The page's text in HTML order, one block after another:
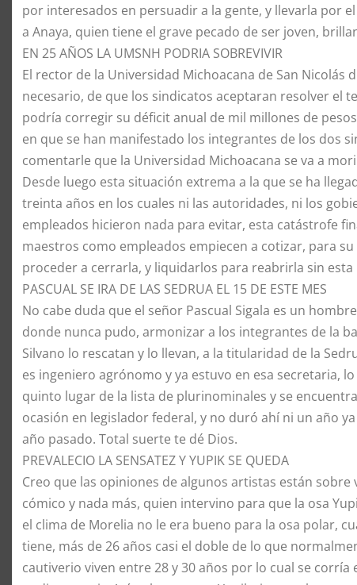
por interesados en persuadir a la gente, y llevarla por
a Anaya, quien tiene el grave pecado de ser joven,
EN 25 AÑOS LA UMSNH PODRIA SOBREVIVIR
​El rector de la Universidad Michoacana de San Nicolás
necesario, de que los sindicatos aceptaran resolver el
podría corregir su déficit anual de mil millones de
en que se han manifestado los integrantes de los dos
comentarle que la Universidad Michoacana se va a
​Desde luego esta situación extrema a la que se ha
treinta años en los cuales ni las autoridades, ni los
empleados hicieron nada para evitar, esta catástrofe
maestros como empleados empiecen a cotizar, para
proceder a cerrarla, y liquidarlos para reabrirla sin esta
​PASCUAL SE IRA DE LAS SEDRUA EL 15 DE ESTE MES
​No cabe duda que el señor Pascual Sigala es un
donde nunca pudo, armonizar a los integrantes de la
Silvano lo rescatan y lo llevan, a la titularidad de la
es ingeniero agrónomo y ya estuvo en esa secretaria,
quinto lugar de la lista de plurinominales y se
ocasión en legislador federal, y no duró ahí ni un año
año pasado. Total suerte te dé Dios.
​PREVALECIO LA SENSATEZ Y YUPIK SE QUEDA
​Creo que las opiniones de algunos artistas están
cómico y nada más, quien intervino para que la osa
el clima de Morelia no le era bueno para la osa polar,
tiene, más de 26 años casi el doble de lo que
cautiverio viven entre 28 y 30 años por lo cual se